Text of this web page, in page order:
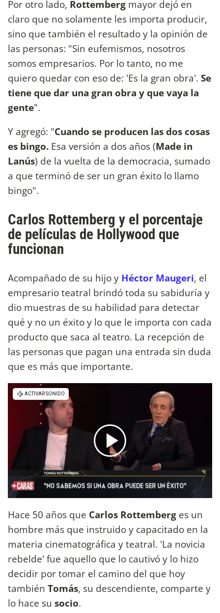
Por otro lado, Rottemberg mayor dejó en
claro que no solamente les importa producir,
sino que también el resultado y la opinión de
las personas: "Sin eufemismos, nosotros
somos empresarios. Por lo tanto, no me
quiero quedar con eso de: 'Es la gran obra'. Se
tiene que dar una gran obra y que vaya la
gente".
Y agregó: "Cuando se producen las dos cosas
es bingo. Esa versión a dos años (Made in
Lanús) de la vuelta de la democracia, sumado
a que terminó de ser un gran éxito lo llamo
bingo".
Carlos Rottemberg y el porcentaje
de películas de Hollywood que
funcionan
Acompañado de su hijo y Héctor Maugeri, el
empresario teatral brindó toda su sabiduría y
dio muestras de su habilidad para detectar
qué y no un éxito y lo que le importa con cada
producto que saca al teatro. La recepción de
las personas que pagan una entrada sin duda
que es más que importante.
Hace 50 años que Carlos Rottemberg es un
hombre más que instruido y capacitado en la
materia cinematográfica y teatral. 'La novicia
rebelde' fue aquello que lo cautivó y lo hizo
decidir por tomar el camino del que hoy
también Tomás, su descendiente, comparte y
lo hace su socio.